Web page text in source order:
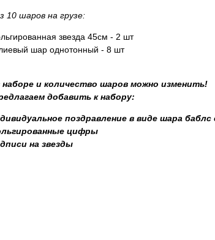
10 шаров на грузе:
звезда 45см - 2 шт
шар однотонный - 8 шт
наборе и количество шаров можно изменить!
добавить к набору:
поздравление в виде шара
цифры
на звезды